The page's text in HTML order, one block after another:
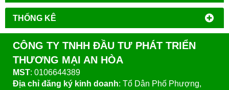
THỐNG KÊ
CÔNG TY TNHH ĐẦU TƯ PHÁT TRIỂN
THƯƠNG MẠI AN HÒA
MST: 0106644389
Địa chỉ đăng ký kinh doanh: Tổ Dân Phố Phượng,